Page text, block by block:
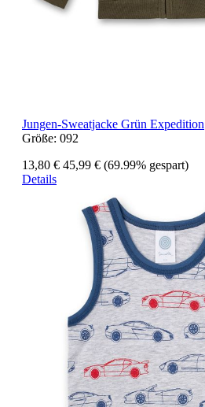
Jungen-Sweatjacke Grün Expedition
Größe: 092
13,80 € 45,99 € (69.99% gespart)
Details